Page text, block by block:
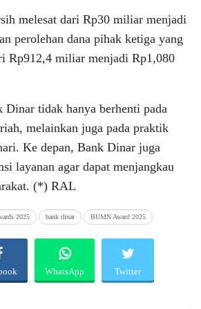
melesat dari Rp30 miliar menjadi
perolehan dana pihak ketiga yang
Rp912,4 miliar menjadi Rp1,080
Dinar tidak hanya berhenti pada
melainkan juga pada praktik
Ke depan, Bank Dinar juga
layanan agar dapat menjangkau
(*) RAL
2025 bank dinar BUMN Award 2025
WhatsApp Twitter